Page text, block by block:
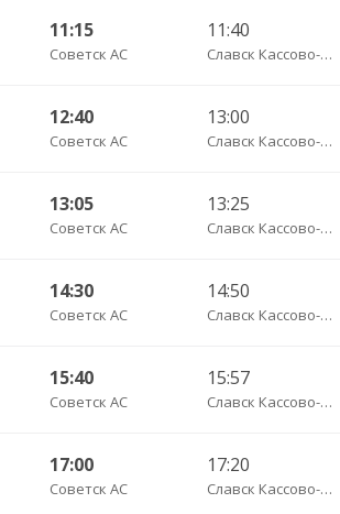
11:15
Советск АС
11:40
Славск Кассово-диспетчрский пункт
12:40
Советск АС
13:00
Славск Кассово-диспетчрский пункт
13:05
Советск АС
13:25
Славск Кассово-диспетчрский пункт
14:30
Советск АС
14:50
Славск Кассово-диспетчрский пункт
15:40
Советск АС
15:57
Славск Кассово-диспетчрский пункт
17:00
Советск АС
17:20
Славск Кассово-диспетчрский пункт